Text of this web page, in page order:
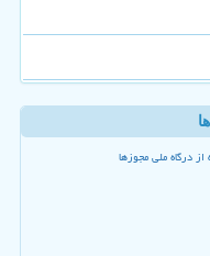
درگاه ملی مجوزها